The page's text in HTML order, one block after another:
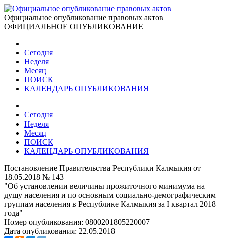
Официальное опубликование правовых актов
ОФИЦИАЛЬНОЕ ОПУБЛИКОВАНИЕ
Сегодня
Неделя
Месяц
ПОИСК
КАЛЕНДАРЬ ОПУБЛИКОВАНИЯ
Сегодня
Неделя
Месяц
ПОИСК
КАЛЕНДАРЬ ОПУБЛИКОВАНИЯ
Постановление Правительства Республики Калмыкия от
18.05.2018 № 143
"Об установлении величины прожиточного минимума на
душу населения и по основным социально-демографическим
группам населения в Республике Калмыкия за I квартал 2018
года"
Номер опубликования: 0800201805220007
Дата опубликования: 22.05.2018